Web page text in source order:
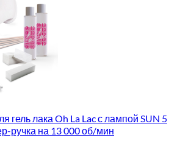
гель лака Oh La Lac с лампой SUN 5
ручка на 13 000 об/мин